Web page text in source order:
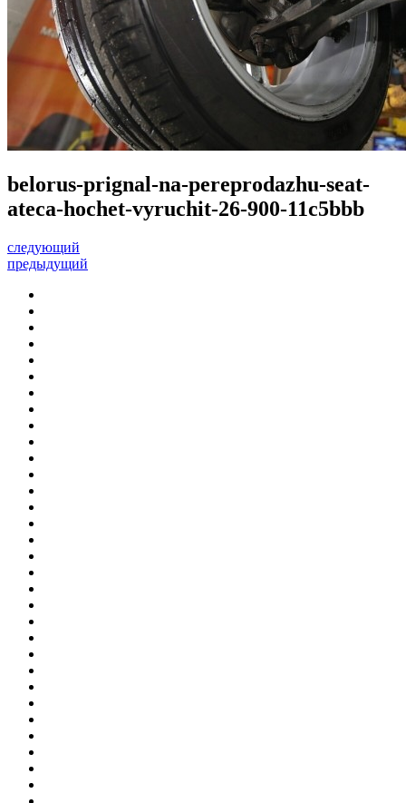
belorus-prignal-na-pereprodazhu-seat-
ateca-hochet-vyruchit-26-900-11c5bbb
следующий
предыдущий